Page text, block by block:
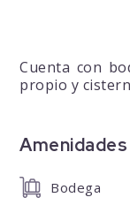
Cuenta con
propio y
Amenidades
Bodega